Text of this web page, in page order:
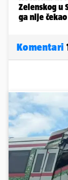
Komentari